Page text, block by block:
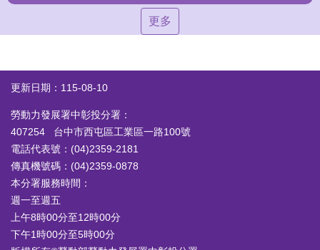
更多
更新日期：115-08-10
勞動力發展署中彰投分署：
407254 台中市西屯區工業區一路100號
電話代表號：(04)2359-2181
傳真機號碼：(04)2359-0878
本分署服務時間：
週一至週五
上午8時00分至12時00分
下午1時00分至5時00分